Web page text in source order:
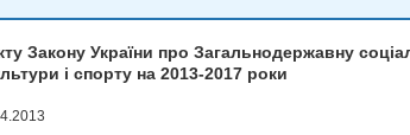
Закону України про Загальнодержавну
і спорту на 2013-2017 роки